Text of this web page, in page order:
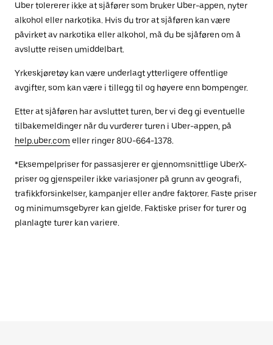
Uber tolererer ikke at sjåfører som bruker Uber-appen, nyter
alkohol eller narkotika. Hvis du tror at sjåføren kan være
påvirket av narkotika eller alkohol, må du be sjåføren om å
avslutte reisen umiddelbart.
Yrkeskjøretøy kan være underlagt ytterligere offentlige
avgifter, som kan være i tillegg til og høyere enn bompenger.
Etter at sjåføren har avsluttet turen, ber vi deg gi eventuelle
tilbakemeldinger når du vurderer turen i Uber-appen, på
help.uber.com eller ringer 800-664-1378.
*Eksempelpriser for passasjerer er gjennomsnittlige UberX-
priser og gjenspeiler ikke variasjoner på grunn av geografi,
trafikkforsinkelser, kampanjer eller andre faktorer. Faste priser
og minimumsgebyrer kan gjelde. Faktiske priser for turer og
planlagte turer kan variere.